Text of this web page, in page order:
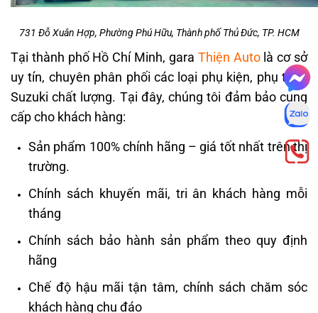
731 Đỗ Xuân Hợp, Phường Phú Hữu, Thành phố Thủ Đức, TP. HCM
Tại thành phố Hồ Chí Minh, gara Thiện Autolà cơ sở
uy tín, chuyên phân phối các loại phụ kiện, phụ tùng
Suzuki chất lượng. Tại đây, chúng tôi đảm bảo cung
cấp cho khách hàng:
Sản phẩm 100% chính hãng – giá tốt nhất trên thị
trường.
Chính sách khuyến mãi, tri ân khách hàng mỗi
tháng
Chính sách bảo hành sản phẩm theo quy định
hãng
Chế độ hậu mãi tận tâm, chính sách chăm sóc
khách hàng chu đáo